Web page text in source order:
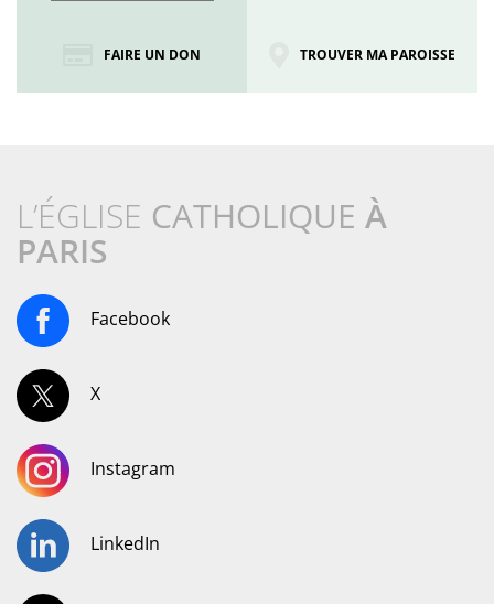
FAIRE UN DON TROUVER MA PAROISSE
L’ÉGLISE CATHOLIQUE À
PARIS
Facebook
X
Instagram
LinkedIn